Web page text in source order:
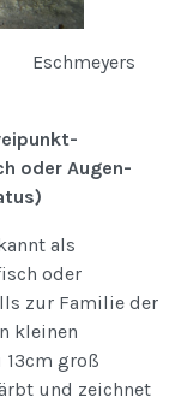
oder Augen-
als
oder
zur Familie der
kleinen
13cm groß
und zeichnet